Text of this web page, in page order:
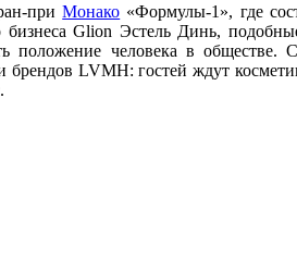
приМонако «Формулы-1», где
Glion Эстель Динь,
положение человека в обществе.
брендов LVMH: гостей ждут